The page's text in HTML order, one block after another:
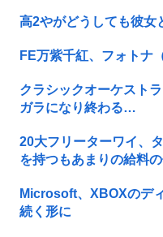
高2やがどうしても彼女
FE万紫千紅、フォトナ
クラシックオーケスト
ガラになり終わる…
20大フリーターワイ、
を持つもあまりの給料
Microsoft、XBOXのデ
続く形に